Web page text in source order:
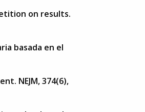
on results.
basada en el
NEJM, 374(6),